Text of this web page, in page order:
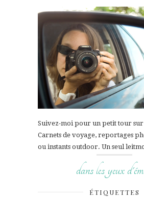
Suivez-moi pour un petit tour sur
Carnets de voyage, reportages
ou instants outdoor. Un seul
dans les yeux
ÉTIQUETTES